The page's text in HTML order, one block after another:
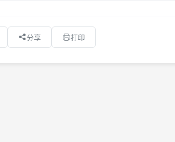
分享 打印